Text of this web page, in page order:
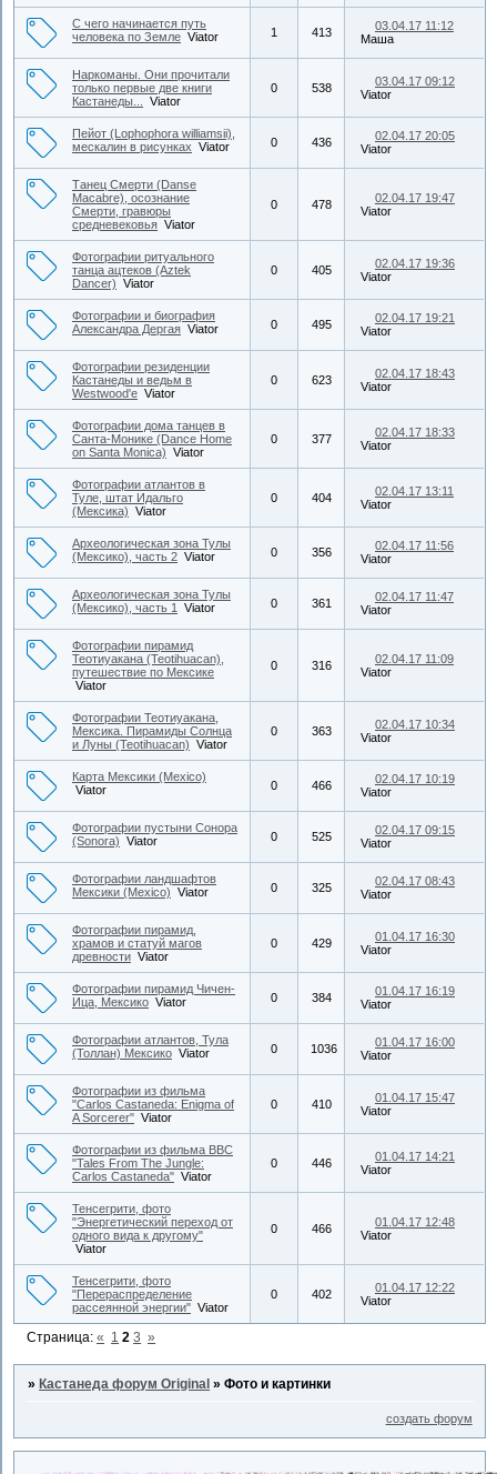
С чего начинается путь
человека по Земле Viator 1 413
03.04.17 11:12
Маша
Наркоманы. Они прочитали
только первые две книги
Кастанеды...
Viator
0 538
03.04.17 09:12
Viator
Пейот (Lophophora williamsii),
мескалин в рисунках Viator 0 436
02.04.17 20:05
Viator
Танец Смерти (Danse
Macabre), осознание
Смерти, гравюры
средневековья Viator
0 478
02.04.17 19:47
Viator
Фотографии ритуального
танца ацтеков (Aztek
Dancer) Viator
0 405
02.04.17 19:36
Viator
Фотографии и биография
Александра Дергая Viator 0 495
02.04.17 19:21
Viator
Фотографии резиденции
Кастанеды и ведьм в
Westwood'е Viator
0 623
02.04.17 18:43
Viator
Фотографии дома танцев в
Санта-Монике (Dance Home
on Santa Monica) Viator
0 377
02.04.17 18:33
Viator
Фотографии атлантов в
Туле, штат Идальго
(Мексика) Viator
0 404
02.04.17 13:11
Viator
Археологическая зона Тулы
(Мексико), часть 2 Viator 0 356
02.04.17 11:56
Viator
Археологическая зона Тулы
(Мексико), часть 1
Viator 0 361
02.04.17 11:47
Viator
Фотографии пирамид
Теотиуакана (Teotihuacan),
путешествие по Мексике
Viator
0 316
02.04.17 11:09
Viator
Фотографии Теотиуакана,
Мексика. Пирамиды Солнца
и Луны (Teotihuacan) Viator
0 363
02.04.17 10:34
Viator
Карта Мексики (Mexico)
Viator
0 466
02.04.17 10:19
Viator
Фотографии пустыни Сонора
(Sonora) Viator 0 525
02.04.17 09:15
Viator
Фотографии ландшафтов
Мексики (Mexico) Viator 0 325
02.04.17 08:43
Viator
Фотографии пирамид,
храмов и статуй магов
древности Viator
0 429
01.04.17 16:30
Viator
Фотографии пирамид Чичен-
Ица, Мексико Viator 0 384
01.04.17 16:19
Viator
Фотографии атлантов, Тула
(Толлан) Мексико Viator 0 1036
01.04.17 16:00
Viator
Фотографии из фильма
"Carlos Castaneda: Enigma of
A Sorcerer" Viator
0 410
01.04.17 15:47
Viator
Фотографии из фильма BBC
"Tales From The Jungle:
Carlos Castaneda" Viator
0 446
01.04.17 14:21
Viator
Тенсегрити, фото
"Энергетический переход от
одного вида к другому"
Viator
0 466
01.04.17 12:48
Viator
Тенсегрити, фото
"Перераспределение
рассеянной энергии" Viator
0 402
01.04.17 12:22
Viator
Страница:« 1 2 3 »
»Кастанеда форум Original »Фото и картинки
создать форум